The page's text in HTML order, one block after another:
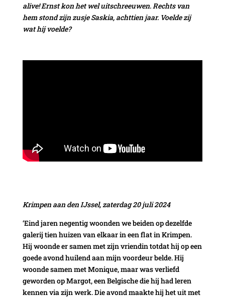
alive! Ernst kon het wel uitschreeuwen. Rechts van
hem stond zijn zusje Saskia, achttien jaar. Voelde zij
wat hij voelde?
Krimpen aan den IJssel, zaterdag 20 juli 2024
‘Eind jaren negentig woonden we beiden op dezelfde
galerij tien huizen van elkaar in een flat in Krimpen.
Hij woonde er samen met zijn vriendin totdat hij op een
goede avond huilend aan mijn voordeur belde. Hij
woonde samen met Monique, maar was verliefd
geworden op Margot, een Belgische die hij had leren
kennen via zijn werk. Die avond maakte hij het uit met